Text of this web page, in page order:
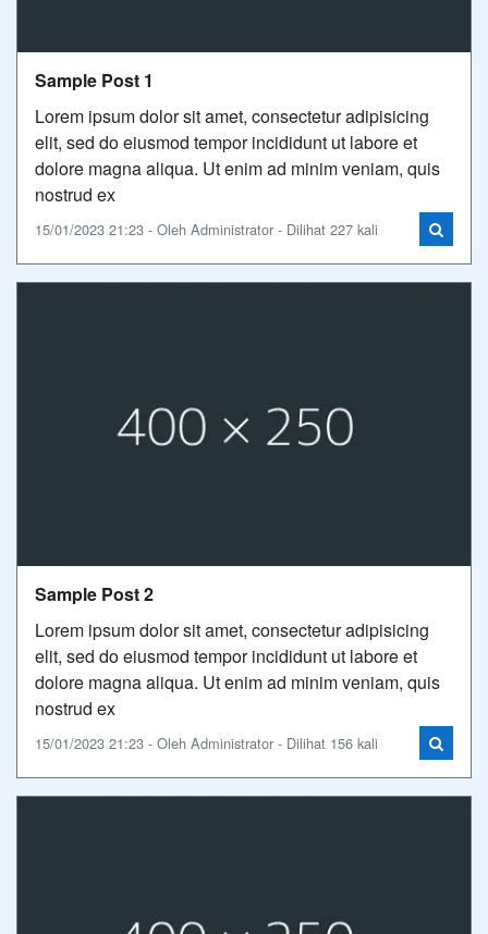
Sample Post 1
Lorem ipsum dolor sit amet, consectetur adipisicing
elit, sed do eiusmod tempor incididunt ut labore et
dolore magna aliqua. Ut enim ad minim veniam, quis
nostrud ex
15/01/2023 21:23 - Oleh Administrator - Dilihat 227 kali
Sample Post 2
Lorem ipsum dolor sit amet, consectetur adipisicing
elit, sed do eiusmod tempor incididunt ut labore et
dolore magna aliqua. Ut enim ad minim veniam, quis
nostrud ex
15/01/2023 21:23 - Oleh Administrator - Dilihat 156 kali